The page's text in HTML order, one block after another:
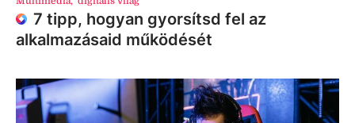
7 tipp, hogyan gyorsítsd fel az
alkalmazásaid működését